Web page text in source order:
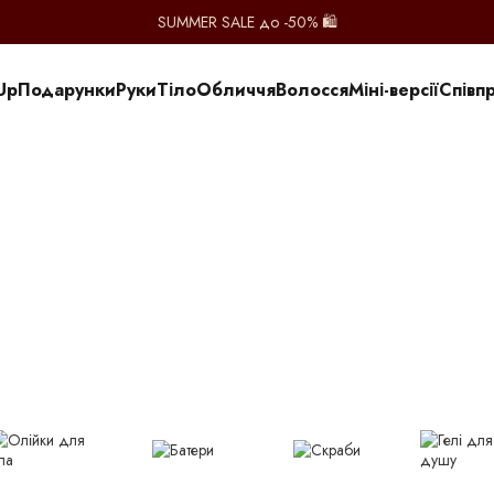
SUMMER SALE до -50% 🛍️
ПодарункиРукиТілоОбличчяВолоссяМіні-версії